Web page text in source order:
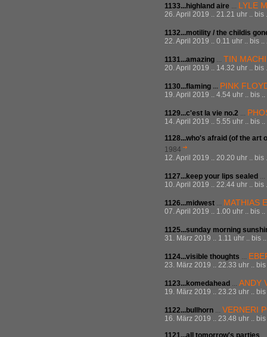
1133...highland aire ... LYLE
26. April 2019 .. 21.21 uhr ..
1132...motility / the childis
22. April 2019 .. 0.11 uhr .. bis
1131...amazing ... TIN
20. April 2019 .. 14.32 uhr ..
1130...flaming ... PINK
19. April 2019 .. 4.54 uhr .. bis
1129...c'est la vie no.2 ...
14. April 2019 .. 5.55 uhr .. bis
1128...who's afraid (of the art
1984
12. April 2019 .. 20.20 uhr ..
1127...keep your lips sealed ...
10. April 2019 .. 22.44 uhr ..
1126...midwest ... MATHIAS
07. April 2019 .. 1.00 uhr .. bis
1125...sunday morning
31. März 2019 .. 1.11 uhr .. bis
1124...visible thoughts ...
23. März 2019 .. 22.33 uhr ..
1123...komedahead ... ANDY
19. März 2019 .. 23.23 uhr ..
1122...bullhorn ... VERNERI
16. März 2019 .. 23.48 uhr ..
1121...all tomorrow's parties